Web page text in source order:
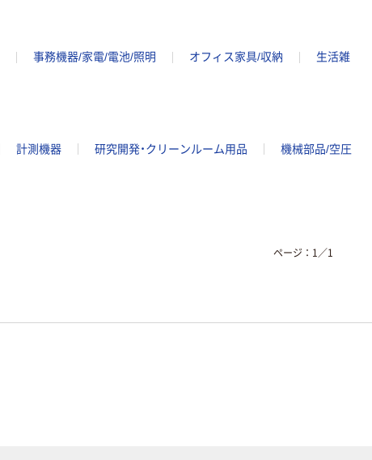
事務機器/家電/電池/照明 オフィス家具/収納
生活雑
計測機器 研究開発・クリーンルーム用品
機械部品/空圧
ページ： 1 ／1